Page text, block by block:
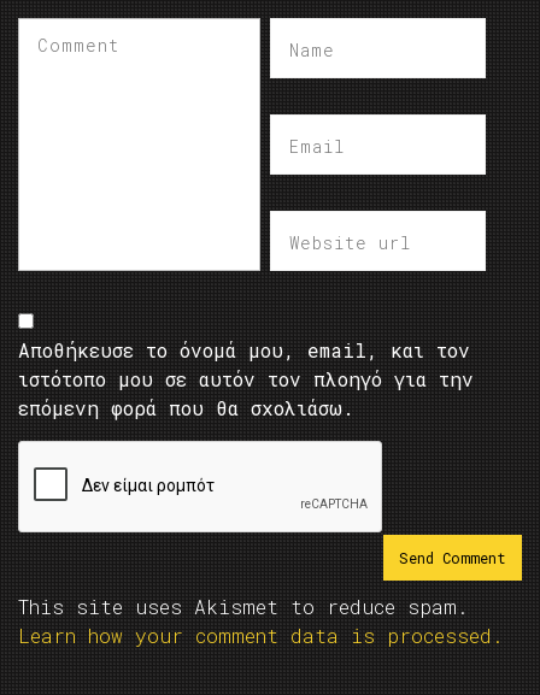
Αποθήκευσε το όνομά μου, email, και τον
ιστότοπο μου σε αυτόν τον πλοηγό για την
επόμενη φορά που θα σχολιάσω.
This site uses Akismet to reduce spam.
Learn how your comment data is processed.